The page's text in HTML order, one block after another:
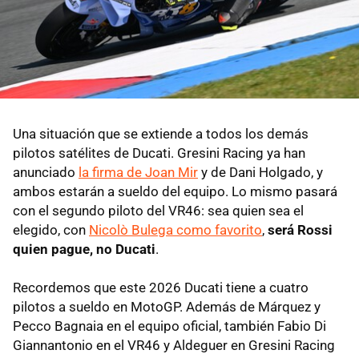
Una situación que se extiende a todos los demás
pilotos satélites de Ducati. Gresini Racing ya han
anunciado la firma de Joan Mir y de Dani Holgado, y
ambos estarán a sueldo del equipo. Lo mismo pasará
con el segundo piloto del VR46: sea quien sea el
elegido, con Nicolò Bulega como favorito, será Rossi
quien pague, no Ducati.
Recordemos que este 2026 Ducati tiene a cuatro
pilotos a sueldo en MotoGP. Además de Márquez y
Pecco Bagnaia en el equipo oficial, también Fabio Di
Giannantonio en el VR46 y Aldeguer en Gresini Racing